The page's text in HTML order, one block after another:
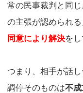
常の民事裁判と同
の主張が認められる
同意により解決をし
つまり、相手が話
調停そのものは不成